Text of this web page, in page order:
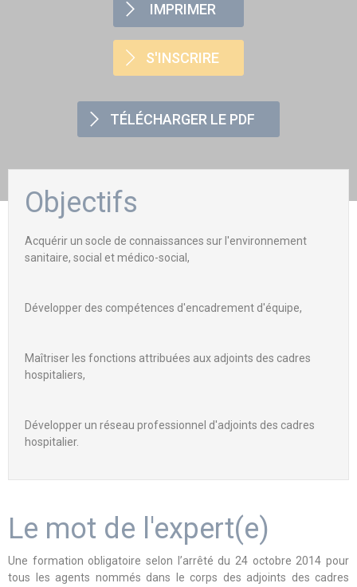
IMPRIMER
S'INSCRIRE
TÉLÉCHARGER LE PDF
Objectifs
Acquérir un socle de connaissances sur l'environnement
sanitaire, social et médico-social,
Développer des compétences d'encadrement d'équipe,
Maîtriser les fonctions attribuées aux adjoints des cadres
hospitaliers,
Développer un réseau professionnel d'adjoints des cadres
hospitalier.
Le mot de l'expert(e)
Une formation obligatoire selon l’arrêté du 24 octobre 2014 pour
tous les agents nommés dans le corps des adjoints des cadres